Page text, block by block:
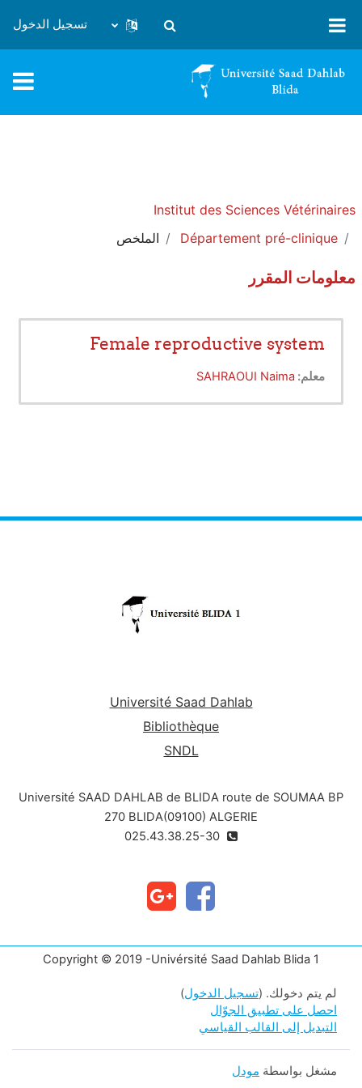
تبديل إدخال البحث
تسجيل الدخول
Institut des Sciences Vétérinaires
Département pré-clinique
الملخص
معلومات المقرر
Female reproductive system
معلم: SAHRAOUI Naima
Université Saad Dahlab
Bibliothèque
SNDL
Université SAAD DAHLAB de BLIDA route de SOUMAA BP
270 BLIDA(09100) ALGERIE
Copyright © 2019 -Univérsité Saad Dahlab Blida 1
لم يتم دخولك. (تسجيل الدخول)
احصل على تطبيق الجوّال
التبديل إلى القالب القياسي
مشغل بواسطة مودل